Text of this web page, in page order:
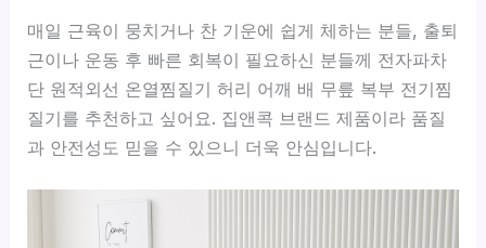
매일 근육이 뭉치거나 찬 기운에 쉽게 체하는 분들, 출퇴
근이나 운동 후 빠른 회복이 필요하신 분들께 전자파차
단 원적외선 온열찜질기 허리 어깨 배 무릎 복부 전기찜
질기를 추천하고 싶어요. 집앤콕 브랜드 제품이라 품질
과 안전성도 믿을 수 있으니 더욱 안심입니다.